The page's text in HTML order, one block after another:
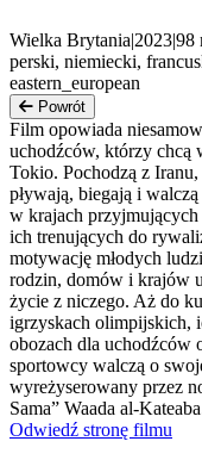
Wielka Brytania|2023|98
perski, niemiecki,
eastern_european
Powrót
Film opowiada
uchodźców, którzy chcą
Tokio. Pochodzą z
pływają, biegają i
w krajach przyjmujących
ich trenujących do
motywację młodych
rodzin, domów i krajów
życie z niczego. Aż do
igrzyskach olimpijskich,
obozach dla uchodźców
sportowcy walczą o
wyreżyserowany przez
Sama” Waada al-
Odwiedź stronę filmu